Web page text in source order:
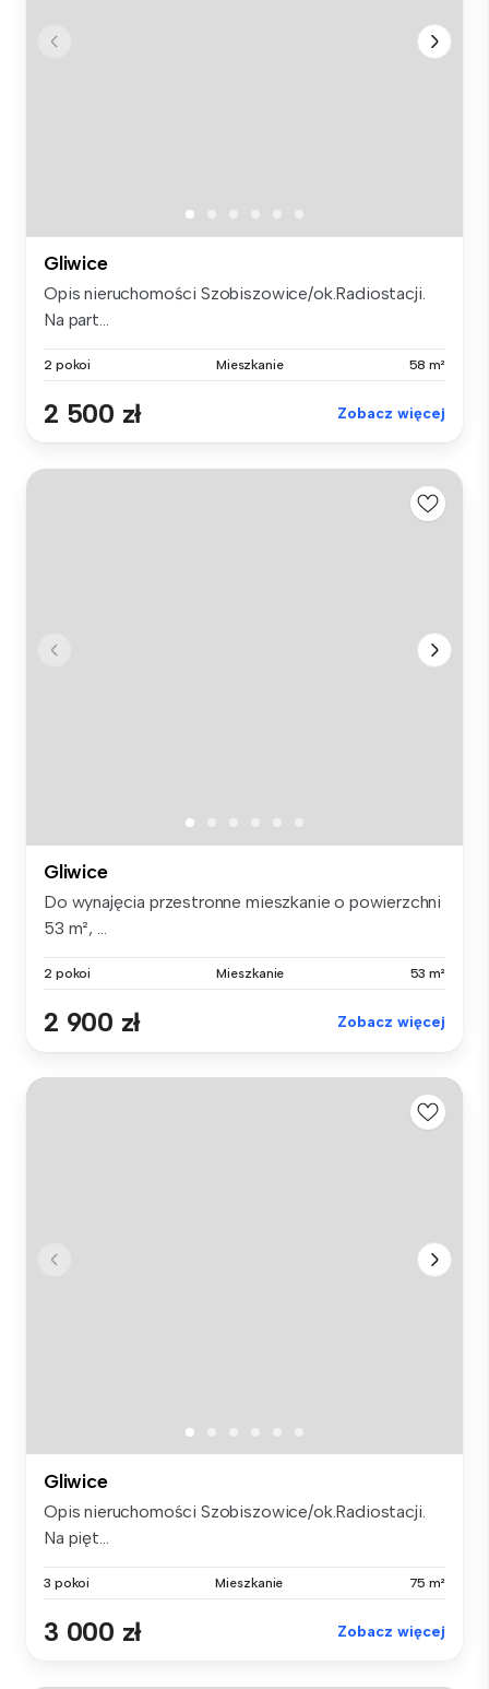
Gliwice
Opis nieruchomości Szobiszowice/ok.Radiostacji.
Na part...
2 pokoi Mieszkanie 58 m²
2 500 zł Zobacz więcej
Gliwice
Do wynajęcia przestronne mieszkanie o powierzchni
53 m², ...
2 pokoi Mieszkanie 53 m²
2 900 zł Zobacz więcej
Gliwice
Opis nieruchomości Szobiszowice/ok.Radiostacji.
Na pięt...
3 pokoi Mieszkanie 75 m²
3 000 zł Zobacz więcej